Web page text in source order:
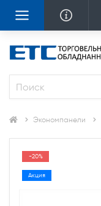
Экономпанели
-20%
Акция